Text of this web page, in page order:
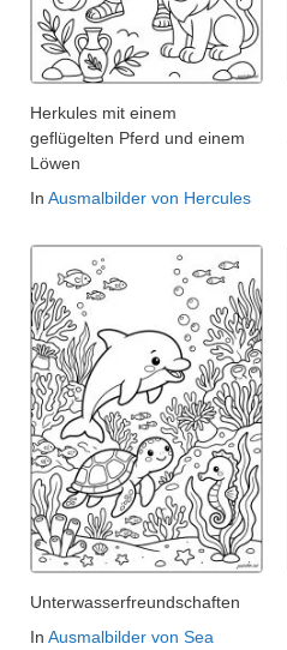
Herkules mit einem
geflügelten Pferd und einem
Löwen
In Ausmalbilder von Hercules
Unterwasserfreundschaften
In Ausmalbilder von Sea